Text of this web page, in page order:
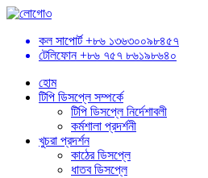
কল সাপোর্ট +৮৬ ১৩৬৩০০৯৮৪৫৭
টেলিফোন +৮৬ ৭৫৭ ৮৬১৯৮৬৪০
হোম
টিপি ডিসপ্লে সম্পর্কে
টিপি ডিসপ্লে নির্দেশাবলী
কর্মশালা প্রদর্শনী
খুচরা প্রদর্শন
কাঠের ডিসপ্লে
ধাতব ডিসপ্লে